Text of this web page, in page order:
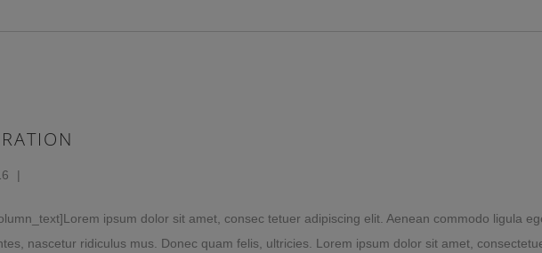
ipsum dolor sit amet, consec tetuer adipiscing elit. Aenean commodo ligula
nascetur ridiculus mus. Donec quam felis, ultricies. Lorem ipsum dolor sit amet,